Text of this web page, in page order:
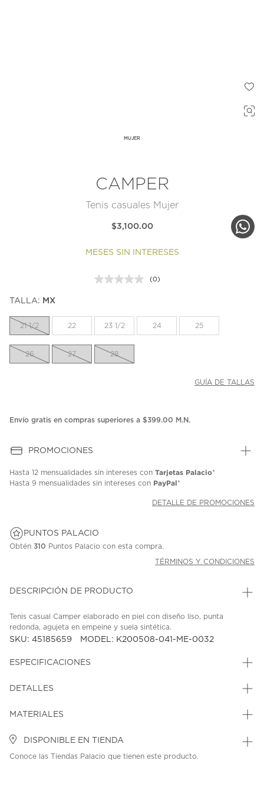
MUJER
CAMPER
Tenis casuales Mujer
$3,100.00
MESES SIN INTERESES
Sin
la
misma
(0)
TALLA: MX
21 1/2 22 23 1/2 24 25
26 27 28
GUÍA DE TALLAS
Envío gratis en compras superiores a $399.00 M.N.
PROMOCIONES
Hasta 12 mensualidades sin intereses con Tarjetas Palacio*
Hasta 9 mensualidades sin intereses con PayPal*
DETALLE DE PROMOCIONES
PUNTOS PALACIO
Obtén 310 Puntos Palacio con esta compra.
TÉRMINOS Y CONDICIONES
DESCRIPCIÓN DE PRODUCTO
Tenis casual Camper elaborado en piel con diseño liso, punta
redonda, agujeta en empeine y suela sintética.
SKU: 45185659 MODEL: K200508-041-ME-0032
ESPECIFICACIONES
DETALLES
MATERIALES
DISPONIBLE EN TIENDA
Conoce las Tiendas Palacio que tienen este producto.